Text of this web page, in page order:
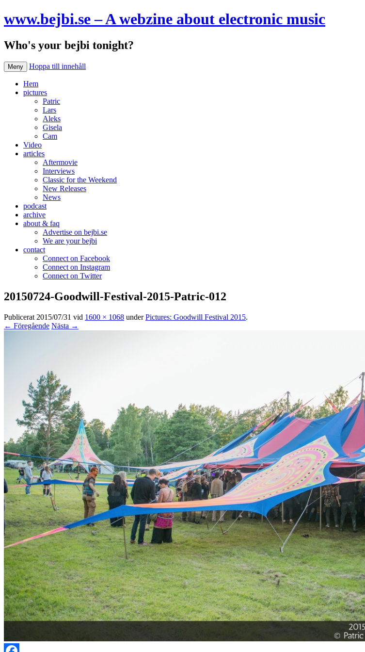
www.bejbi.se – A webzine about electronic music
Who's your bejbi tonight?
Meny Hoppa till innehåll
Hem
pictures
Patric
Lars
Aleks
Gisela
Cam
Video
articles
Aftermovie
Interviews
Classic for the Weekend
New Releases
News
podcast
archive
about & faq
Advertise on bejbi.se
We are your bejbi
contact
Connect on Facebook
Connect on Instagram
Connect on Twitter
20150724-Goodwill-Festival-2015-Patric-012
Publicerat 2015/07/31 vid 1600 × 1068 underPictures: Goodwill Festival 2015.
← Föregående Nästa →